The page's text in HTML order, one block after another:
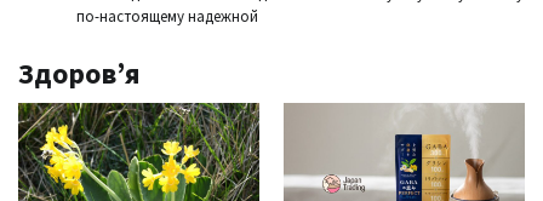
по-настоящему надежной
Здоров’я